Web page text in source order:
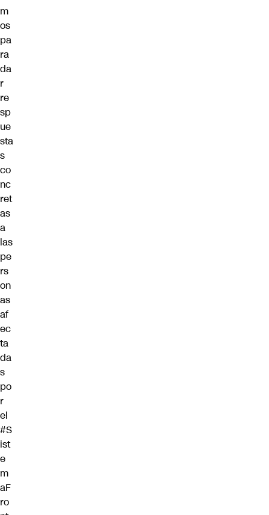
m
os
pa
ra
da
r
re
sp
ue
sta
s
co
nc
ret
as
a
las
pe
rs
on
as
af
ec
ta
da
s
po
r
el
#S
ist
e
m
aF
ro